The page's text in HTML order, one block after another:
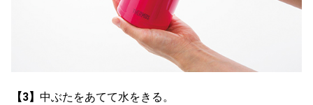
【3】 中ぶたをあてて水をきる。